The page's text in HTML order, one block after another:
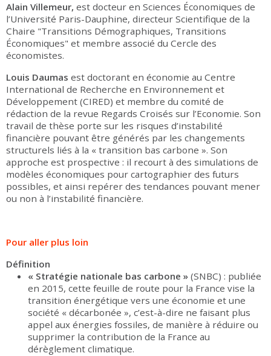
Alain Villemeur, est docteur en Sciences Économiques de
l’Université Paris-Dauphine, directeur Scientifique de la
Chaire "Transitions Démographiques, Transitions
Économiques" et membre associé du Cercle des
économistes.
Louis Daumas est doctorant en économie au Centre
International de Recherche en Environnement et
Développement (CIRED) et membre du comité de
rédaction de la revue Regards Croisés sur l’Economie. Son
travail de thèse porte sur les risques d’instabilité
financière pouvant être générés par les changements
structurels liés à la « transition bas carbone ». Son
approche est prospective : il recourt à des simulations de
modèles économiques pour cartographier des futurs
possibles, et ainsi repérer des tendances pouvant mener
ou non à l’instabilité financière.
Pour aller plus loin
Définition
« Stratégie nationale bas carbone » (SNBC) : publiée
en 2015, cette feuille de route pour la France vise la
transition énergétique vers une économie et une
société « décarbonée », c’est-à-dire ne faisant plus
appel aux énergies fossiles, de manière à réduire ou
supprimer la contribution de la France au
dérèglement climatique.